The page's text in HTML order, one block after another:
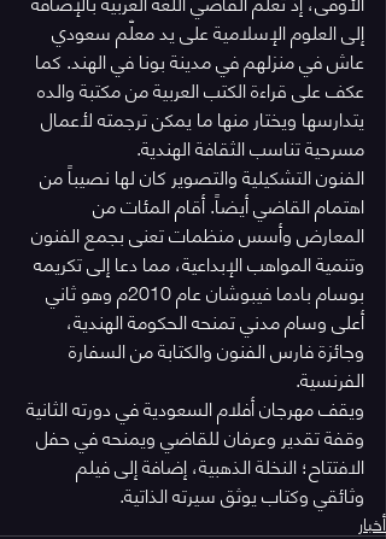
إلى العلوم الإسلامية على يد معلّم سعودي
عاش في منزلهم في مدينة بونا في الهند. كما
عكف على قراءة الكتب العربية من مكتبة والده
يتدارسها ويختار منها ما يمكن ترجمته لأعمال
مسرحية تناسب الثقافة الهندية.
الفنون التشكيلية والتصوير كان لها نصيباً من
اهتمام القاضي أيضاً. أقام المئات من
المعارض وأسس منظمات تعنى بجمع الفنون
وتنمية المواهب الإبداعية، مما دعا إلى تكريمه
بوسام بادما فيبوشان عام 2010م وهو ثاني
أعلى وسام مدني تمنحه الحكومة الهندية،
وجائزة فارس الفنون والكتابة من السفارة
الفرنسية.
ويقف مهرجان أفلام السعودية في دورته الثانية
وقفة تقدير وعرفان للقاضي ويمنحه في حفل
الافتتاح؛ النخلة الذهبية، إضافة إلى فيلم
وثائقي وكتاب يوثق سيرته الذاتية.
أخبار